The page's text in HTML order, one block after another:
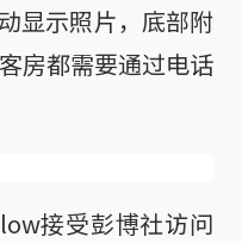
显示照片，底部附
房都需要通过电话
接受彭博社访问